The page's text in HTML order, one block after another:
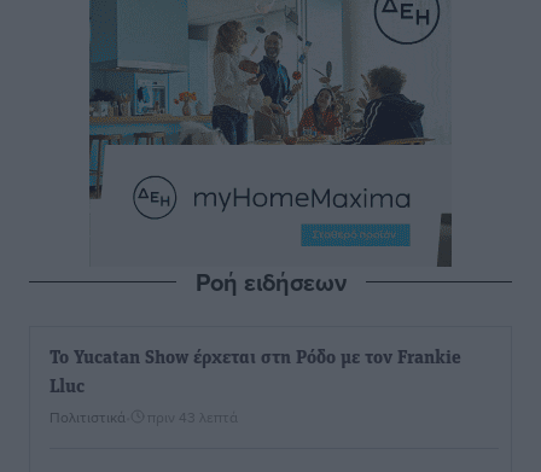
Ροή ειδήσεων
Το Yucatan Show έρχεται στη Ρόδο με τον Frankie
Lluc
Πολιτιστικά πριν 43 λεπτά